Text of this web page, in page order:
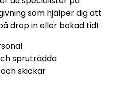
som hjälper dig att
drop in eller bokad tid!
spruträdda
skickar